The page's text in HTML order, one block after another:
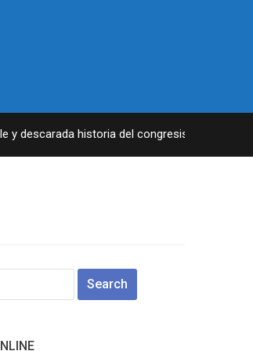
descarada historia del congresista por NY